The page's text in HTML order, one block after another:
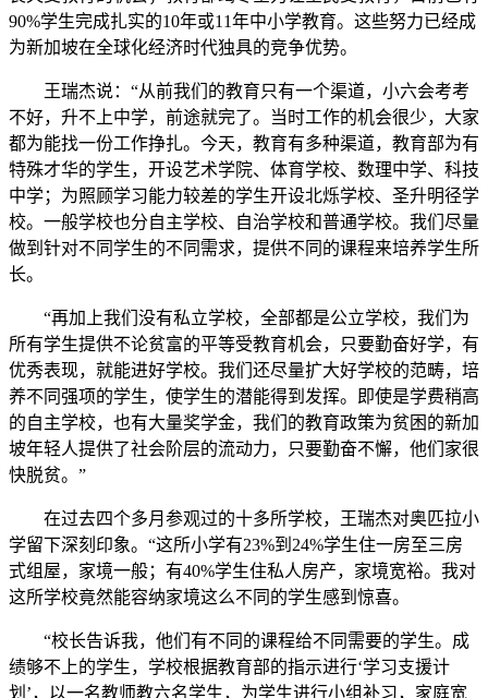
90%学生完成扎实的10年或11年中小学教育。这些努力已经成
为新加坡在全球化经济时代独具的竞争优势。
王瑞杰说：“从前我们的教育只有一个渠道，小六会考考
不好，升不上中学，前途就完了。当时工作的机会很少，大家
都为能找一份工作挣扎。今天，教育有多种渠道，教育部为有
特殊才华的学生，开设艺术学院、体育学校、数理中学、科技
中学；为照顾学习能力较差的学生开设北烁学校、圣升明径学
校。一般学校也分自主学校、自治学校和普通学校。我们尽量
做到针对不同学生的不同需求，提供不同的课程来培养学生所
长。
“再加上我们没有私立学校，全部都是公立学校，我们为
所有学生提供不论贫富的平等受教育机会，只要勤奋好学，有
优秀表现，就能进好学校。我们还尽量扩大好学校的范畴，培
养不同强项的学生，使学生的潜能得到发挥。即使是学费稍高
的自主学校，也有大量奖学金，我们的教育政策为贫困的新加
坡年轻人提供了社会阶层的流动力，只要勤奋不懈，他们家很
快脱贫。”
在过去四个多月参观过的十多所学校，王瑞杰对奥匹拉小
学留下深刻印象。“这所小学有23%到24%学生住一房至三房
式组屋，家境一般；有40%学生住私人房产，家境宽裕。我对
这所学校竟然能容纳家境这么不同的学生感到惊喜。
“校长告诉我，他们有不同的课程给不同需要的学生。成
绩够不上的学生，学校根据教育部的指示进行‘学习支援计
划’，以一名教师教六名学生，为学生进行小组补习，家庭宽